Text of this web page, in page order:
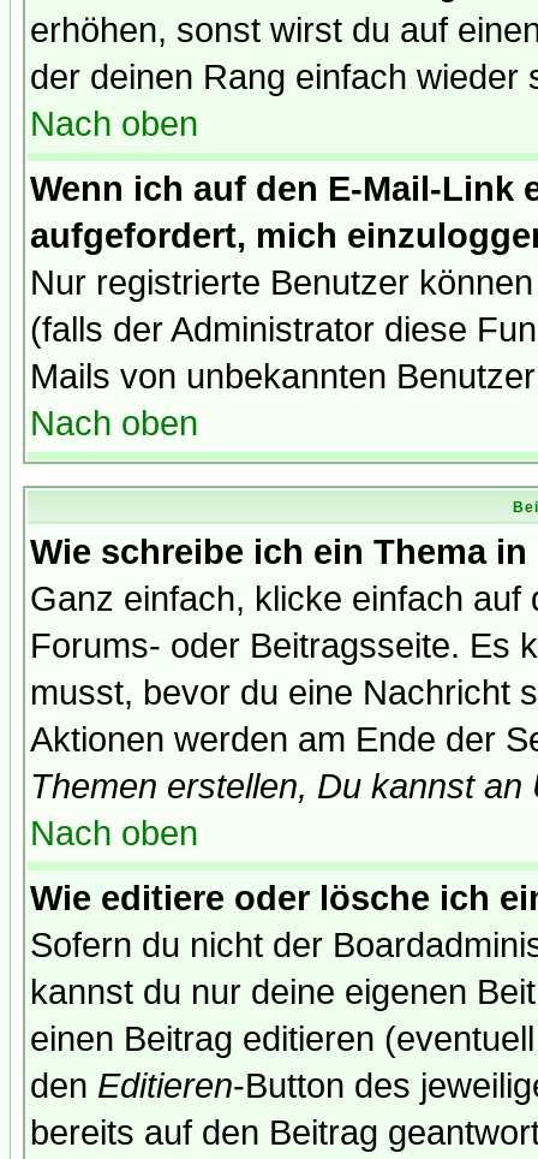
erhöhen, sonst wirst du auf
der deinen Rang einfach wieder
Nach oben
Wenn ich auf den E-Mail-Link
aufgefordert, mich
Nur registrierte Benutzer
(falls der Administrator diese
Mails von unbekannten
Nach oben
Wie schreibe ich ein Thema
Ganz einfach, klicke einfach
Forums- oder Beitragsseite. Es
musst, bevor du eine Nachricht
Aktionen werden am Ende der
Themen erstellen, Du kannst
Nach oben
Wie editiere oder lösche ich
Sofern du nicht der
kannst du nur deine eigenen
einen Beitrag editieren
den Editieren-Button des
bereits auf den Beitrag